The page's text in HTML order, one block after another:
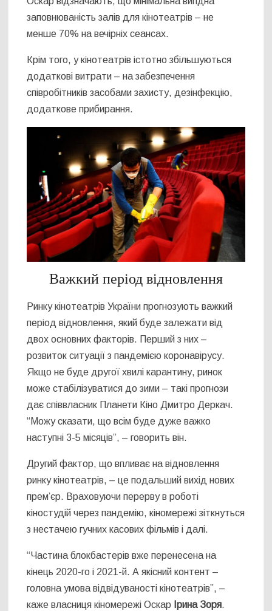
заповнюваність залів для кінотеатрів – не
менше 70% на вечірніх сеансах.
Крім того, у кінотеатрів істотно збільшуються
додаткові витрати – на забезпечення
співробітників засобами захисту, дезінфекцію,
додаткове прибирання.
Важкий період відновлення
Ринку кінотеатрів України прогнозують важкий
період відновлення, який буде залежати від
двох основних факторів. Перший з них –
розвиток ситуації з пандемією коронавірусу.
Якщо не буде другої хвилі карантину, ринок
може стабілізуватися до зими – такі прогнози
дає співвласник Планети Кіно Дмитро Деркач.
“Можу сказати, що всім буде дуже важко
наступні 3-5 місяців”, – говорить він.
Другий фактор, що впливає на відновлення
ринку кінотеатрів, – це подальший вихід нових
прем’єр. Враховуючи перерву в роботі
кіностудій через пандемію, кіномережі зіткнуться
з нестачею гучних касових фільмів і далі.
“Частина блокбастерів вже перенесена на
кінець 2020-го і 2021-й. А якісний контент –
головна умова відвідуваності кінотеатрів”, –
каже власниця кіномережі Оскар Ірина Зоря.